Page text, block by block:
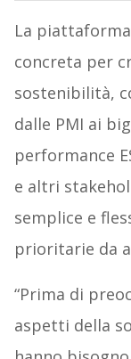
La
concreta per
sostenibilità,
dalle PMI ai
performance
e altri
semplice e
prioritarie da
“Prima di
aspetti della